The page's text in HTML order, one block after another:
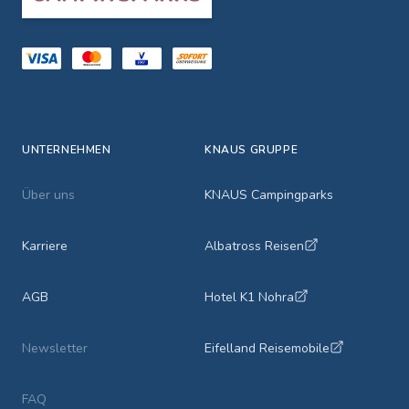
UNTERNEHMEN
Über uns
Karriere
AGB
Newsletter
FAQ
KNAUS GRUPPE
KNAUS Campingparks
Albatross Reisen
Hotel K1 Nohra
Eifelland Reisemobile